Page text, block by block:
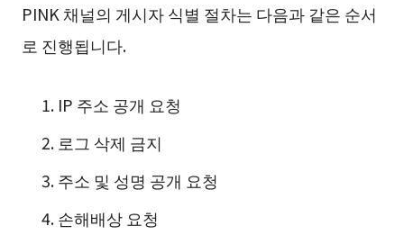
PINK 채널의 게시자 식별 절차는 다음과 같은 순서
로 진행됩니다.
IP 주소 공개 요청
로그 삭제 금지
주소 및 성명 공개 요청
손해배상 요청